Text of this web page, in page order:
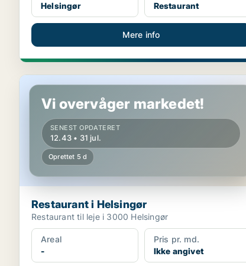
Helsingør
Restaurant
Mere info
Restaurant i Helsingør
Vi overvåger markedet!
SENEST OPDATERET
12.43 • 31 jul.
Oprettet 5 d
Restaurant i Helsingør
Restaurant til leje i 3000 Helsingør
Areal
-
Pris pr. md.
Ikke angivet